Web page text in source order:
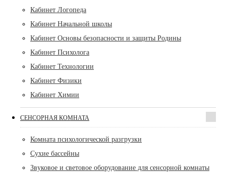
Кабинет Логопеда
Кабинет Начальной школы
Кабинет Основы безопасности и защиты Родины
Кабинет Психолога
Кабинет Технологии
Кабинет Физики
Кабинет Химии
СЕНСОРНАЯ КОМНАТА
Комната психологической разгрузки
Сухие бассейны
Звуковое и световое оборудование для сенсорной комнаты